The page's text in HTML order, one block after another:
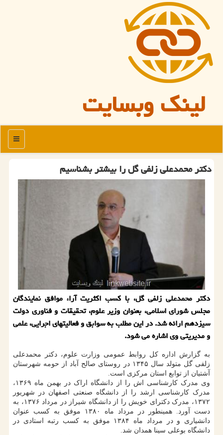
لینک وبسایت
منو
دکتر محمدعلی زلفی گل را بیشتر بشناسیم
دکتر محمدعلی زلفی گل، با کسب اکثریت آراء موافق نمایندگان
مجلس شورای اسلامی، بعنوان وزیر علوم، تحقیقات و فناوری دولت
سیزدهم ارائه شد. در این مطلب به سوابق و فعالیتهای اجرایی، علمی
و مدیریتی وی اشاره می شود.
به گزارش اداره کل روابط عمومی وزارت علوم، دکتر محمدعلی
زلفی گل متولد سال ۱۳۴۵ در روستای صالح آباد از حومه شهرستان
آشتیان از توابع استان مرکزی است.
وی مدرک کارشناسی اش را از دانشگاه اراک در بهمن ماه ۱۳۶۹،
مدرک کارشناسی ارشد را از دانشگاه صنعتی اصفهان در شهریور
۱۳۷۲، مدرک دکترای خویش را از دانشگاه شیراز در مرداد ۱۳۷۶، به
دست آورد. همینطور در مرداد ماه ۱۳۸۰ موفق به کسب عنوان
دانشیاری و در مرداد ماه ۱۳۸۴ موفق به کسب رتبه استادی در
دانشگاه بوعلی سینا همدان شد.